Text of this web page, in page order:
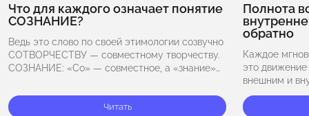
Что для каждого означает понятие
СОЗНАНИЕ?
Ведь это слово по своей этимологии созвучно
СОТВОРЧЕСТВУ — совместному творчеству.
СОЗНАНИЕ: «Со» — совместное, а «знание»
воплощениях или циклах эволюции.
Получается, что…
Читать
Полнота
обратно
Каждое
это
внешним и
во внешний